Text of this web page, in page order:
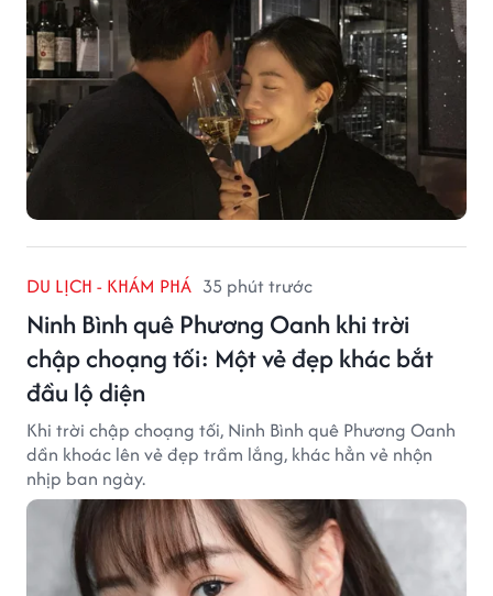
DU LỊCH - KHÁM PHÁ 35 phút trước
Ninh Bình quê Phương Oanh khi trời
chập choạng tối: Một vẻ đẹp khác bắt
đầu lộ diện
Khi trời chập choạng tối, Ninh Bình quê Phương Oanh
dần khoác lên vẻ đẹp trầm lắng, khác hẳn vẻ nhộn
nhịp ban ngày.